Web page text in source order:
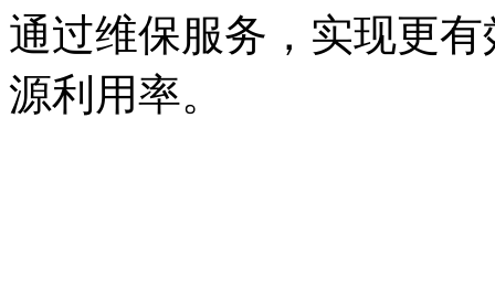
通过维保服务，实现更
源利用率。